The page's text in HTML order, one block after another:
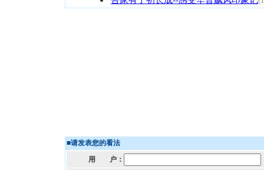
■请发表您的看法
用 户：